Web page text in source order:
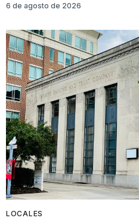
6 de agosto de 2026
LOCALES